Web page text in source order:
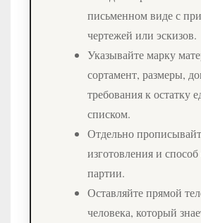
письменном виде с
чертежей или эскизов.
Указывайте марку
сортамент, размеры,
требования к остатку
списком.
Отдельно
изготовления и способ
партии.
Оставляйте прямой
человека, который